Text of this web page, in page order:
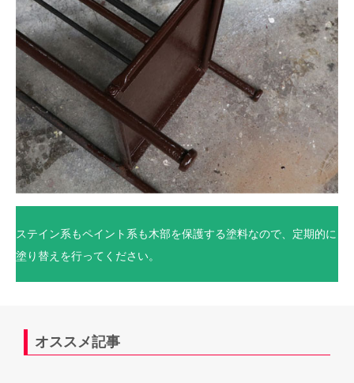
ステイン系もペイント系も木部を保護する塗料なので、定期的に
塗り替えを行ってください。
オススメ記事